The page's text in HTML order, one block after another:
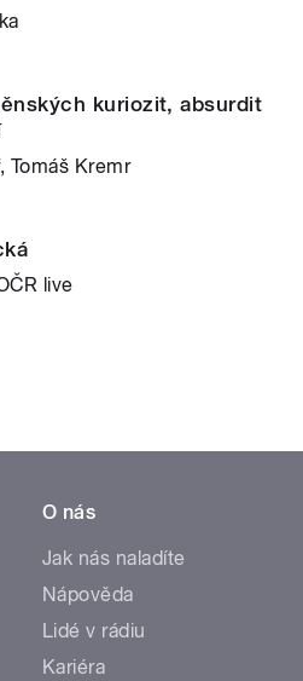
kuriozit, absurdit
Tomáš Kremr
live
O nás
Jak nás naladíte
Nápověda
Lidé v rádiu
Kariéra